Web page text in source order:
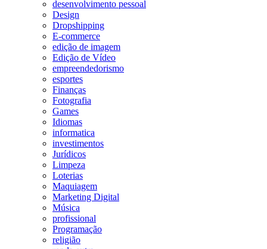
desenvolvimento pessoal
Design
Dropshipping
E-commerce
edição de imagem
Edição de Vídeo
empreendedorismo
esportes
Finanças
Fotografia
Games
Idiomas
informatica
investimentos
Jurídicos
Limpeza
Loterias
Maquiagem
Marketing Digital
Música
profissional
Programação
religião